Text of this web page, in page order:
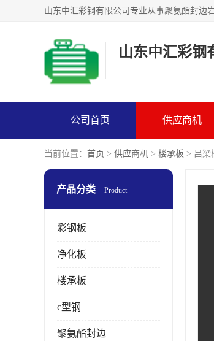
山东中汇彩钢
公司首页 供应商机
当前位置： 首页 > 供应商机 > 楼承板 > 吕梁
产品分类 Product
彩钢板
净化板
楼承板
c型钢
聚氨酯封边